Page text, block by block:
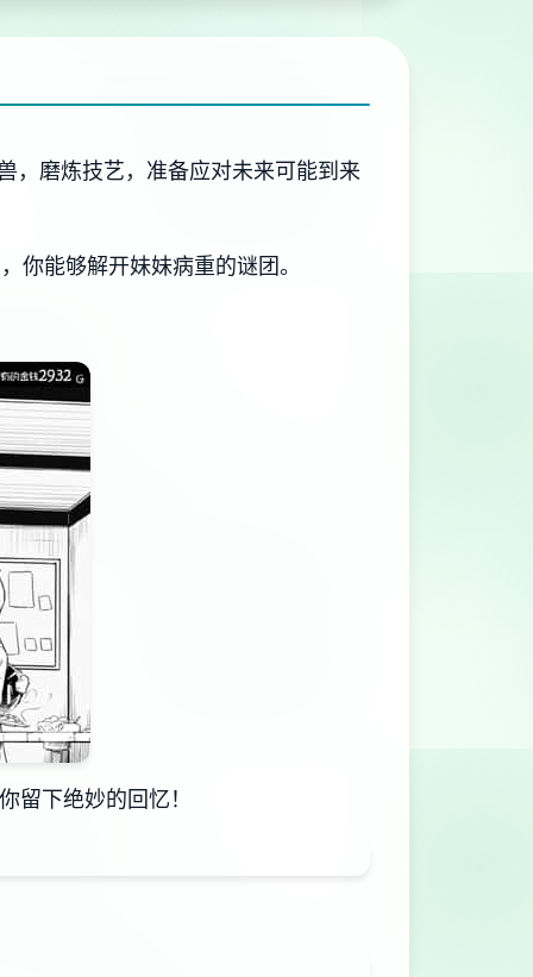
磨炼技艺，准备应对未来可能到来
能够解开妹妹病重的谜团。
留下绝妙的回忆！